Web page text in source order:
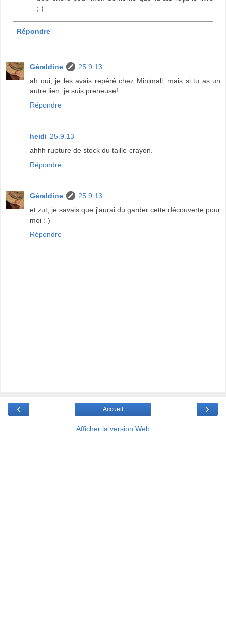
;-)
Répondre
Géraldine
25.9.13
ah oui, je les avais repéré chez Minimall, mais si tu as un
autre lien, je suis preneuse!
Répondre
heidi 25.9.13
ahhh rupture de stock du taille-crayon.
Répondre
Géraldine
25.9.13
et zut, je savais que j'aurai du garder cette découverte pour
moi :-)
Répondre
‹ ›
Accueil
Afficher la version Web